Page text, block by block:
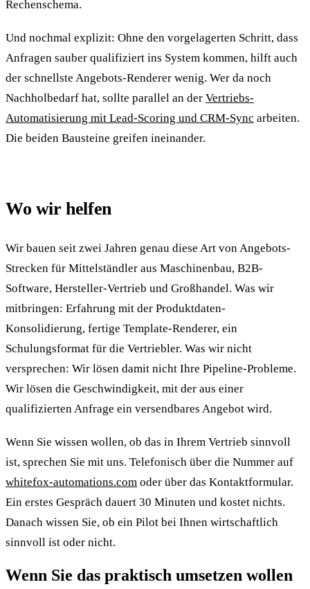
Rechenschema.
Und nochmal explizit: Ohne den vorgelagerten Schritt, dass
Anfragen sauber qualifiziert ins System kommen, hilft auch
der schnellste Angebots-Renderer wenig. Wer da noch
Nachholbedarf hat, sollte parallel an der Vertriebs-
Automatisierung mit Lead-Scoring und CRM-Sync arbeiten.
Die beiden Bausteine greifen ineinander.
Wo wir helfen
Wir bauen seit zwei Jahren genau diese Art von Angebots-
Strecken für Mittelständler aus Maschinenbau, B2B-
Software, Hersteller-Vertrieb und Großhandel. Was wir
mitbringen: Erfahrung mit der Produktdaten-
Konsolidierung, fertige Template-Renderer, ein
Schulungsformat für die Vertriebler. Was wir nicht
versprechen: Wir lösen damit nicht Ihre Pipeline-Probleme.
Wir lösen die Geschwindigkeit, mit der aus einer
qualifizierten Anfrage ein versendbares Angebot wird.
Wenn Sie wissen wollen, ob das in Ihrem Vertrieb sinnvoll
ist, sprechen Sie mit uns. Telefonisch über die Nummer auf
whitefox-automations.com oder über das Kontaktformular.
Ein erstes Gespräch dauert 30 Minuten und kostet nichts.
Danach wissen Sie, ob ein Pilot bei Ihnen wirtschaftlich
sinnvoll ist oder nicht.
Wenn Sie das praktisch umsetzen wollen